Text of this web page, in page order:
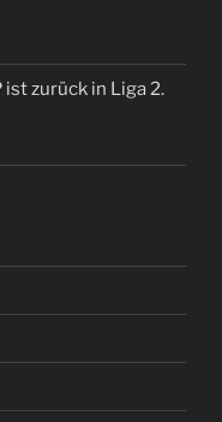
zurück in Liga 2.